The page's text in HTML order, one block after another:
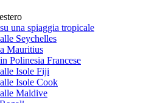
una spiaggia tropicale
Seychelles
Mauritius
Polinesia Francese
Isole Fiji
Isole Cook
Maldive